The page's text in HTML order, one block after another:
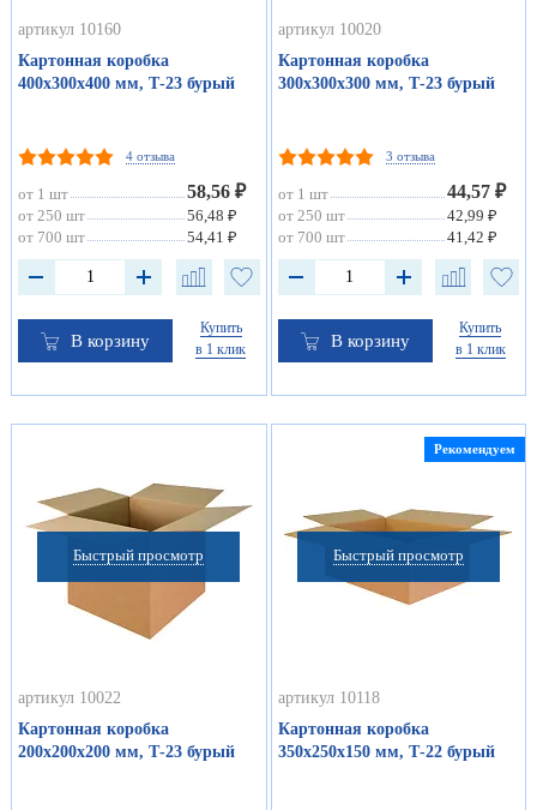
артикул 10160
Картонная коробка
400х300х400 мм, Т-23 бурый
4 отзыва
от 1 шт 58,56 ₽
от 250 шт
56,48 ₽
от 700 шт
54,41 ₽
В корзину
Купить
в 1 клик
артикул 10020
Картонная коробка
300х300х300 мм, Т-23 бурый
3 отзыва
от 1 шт 44,57 ₽
от 250 шт
42,99 ₽
от 700 шт
41,42 ₽
В корзину
Купить
в 1 клик
Быстрый просмотр
артикул 10022
Картонная коробка
200х200х200 мм, Т-23 бурый
Быстрый просмотр
Рекомендуем
артикул 10118
Картонная коробка
350х250х150 мм, Т-22 бурый